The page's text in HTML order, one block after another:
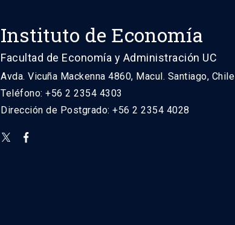
Instituto de Economía
Facultad de Economía y Administración UC
Avda. Vicuña Mackenna 4860, Macul. Santiago, Chile
Teléfono: +56 2 2354 4303
Dirección de Postgrado: +56 2 2354 4028